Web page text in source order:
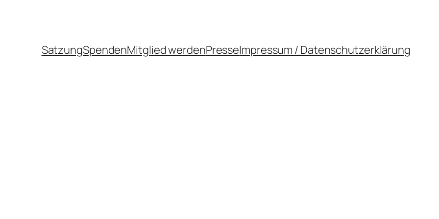
SatzungSpendenMitglied werdenPresseImpressum / Datenschutzerklärung